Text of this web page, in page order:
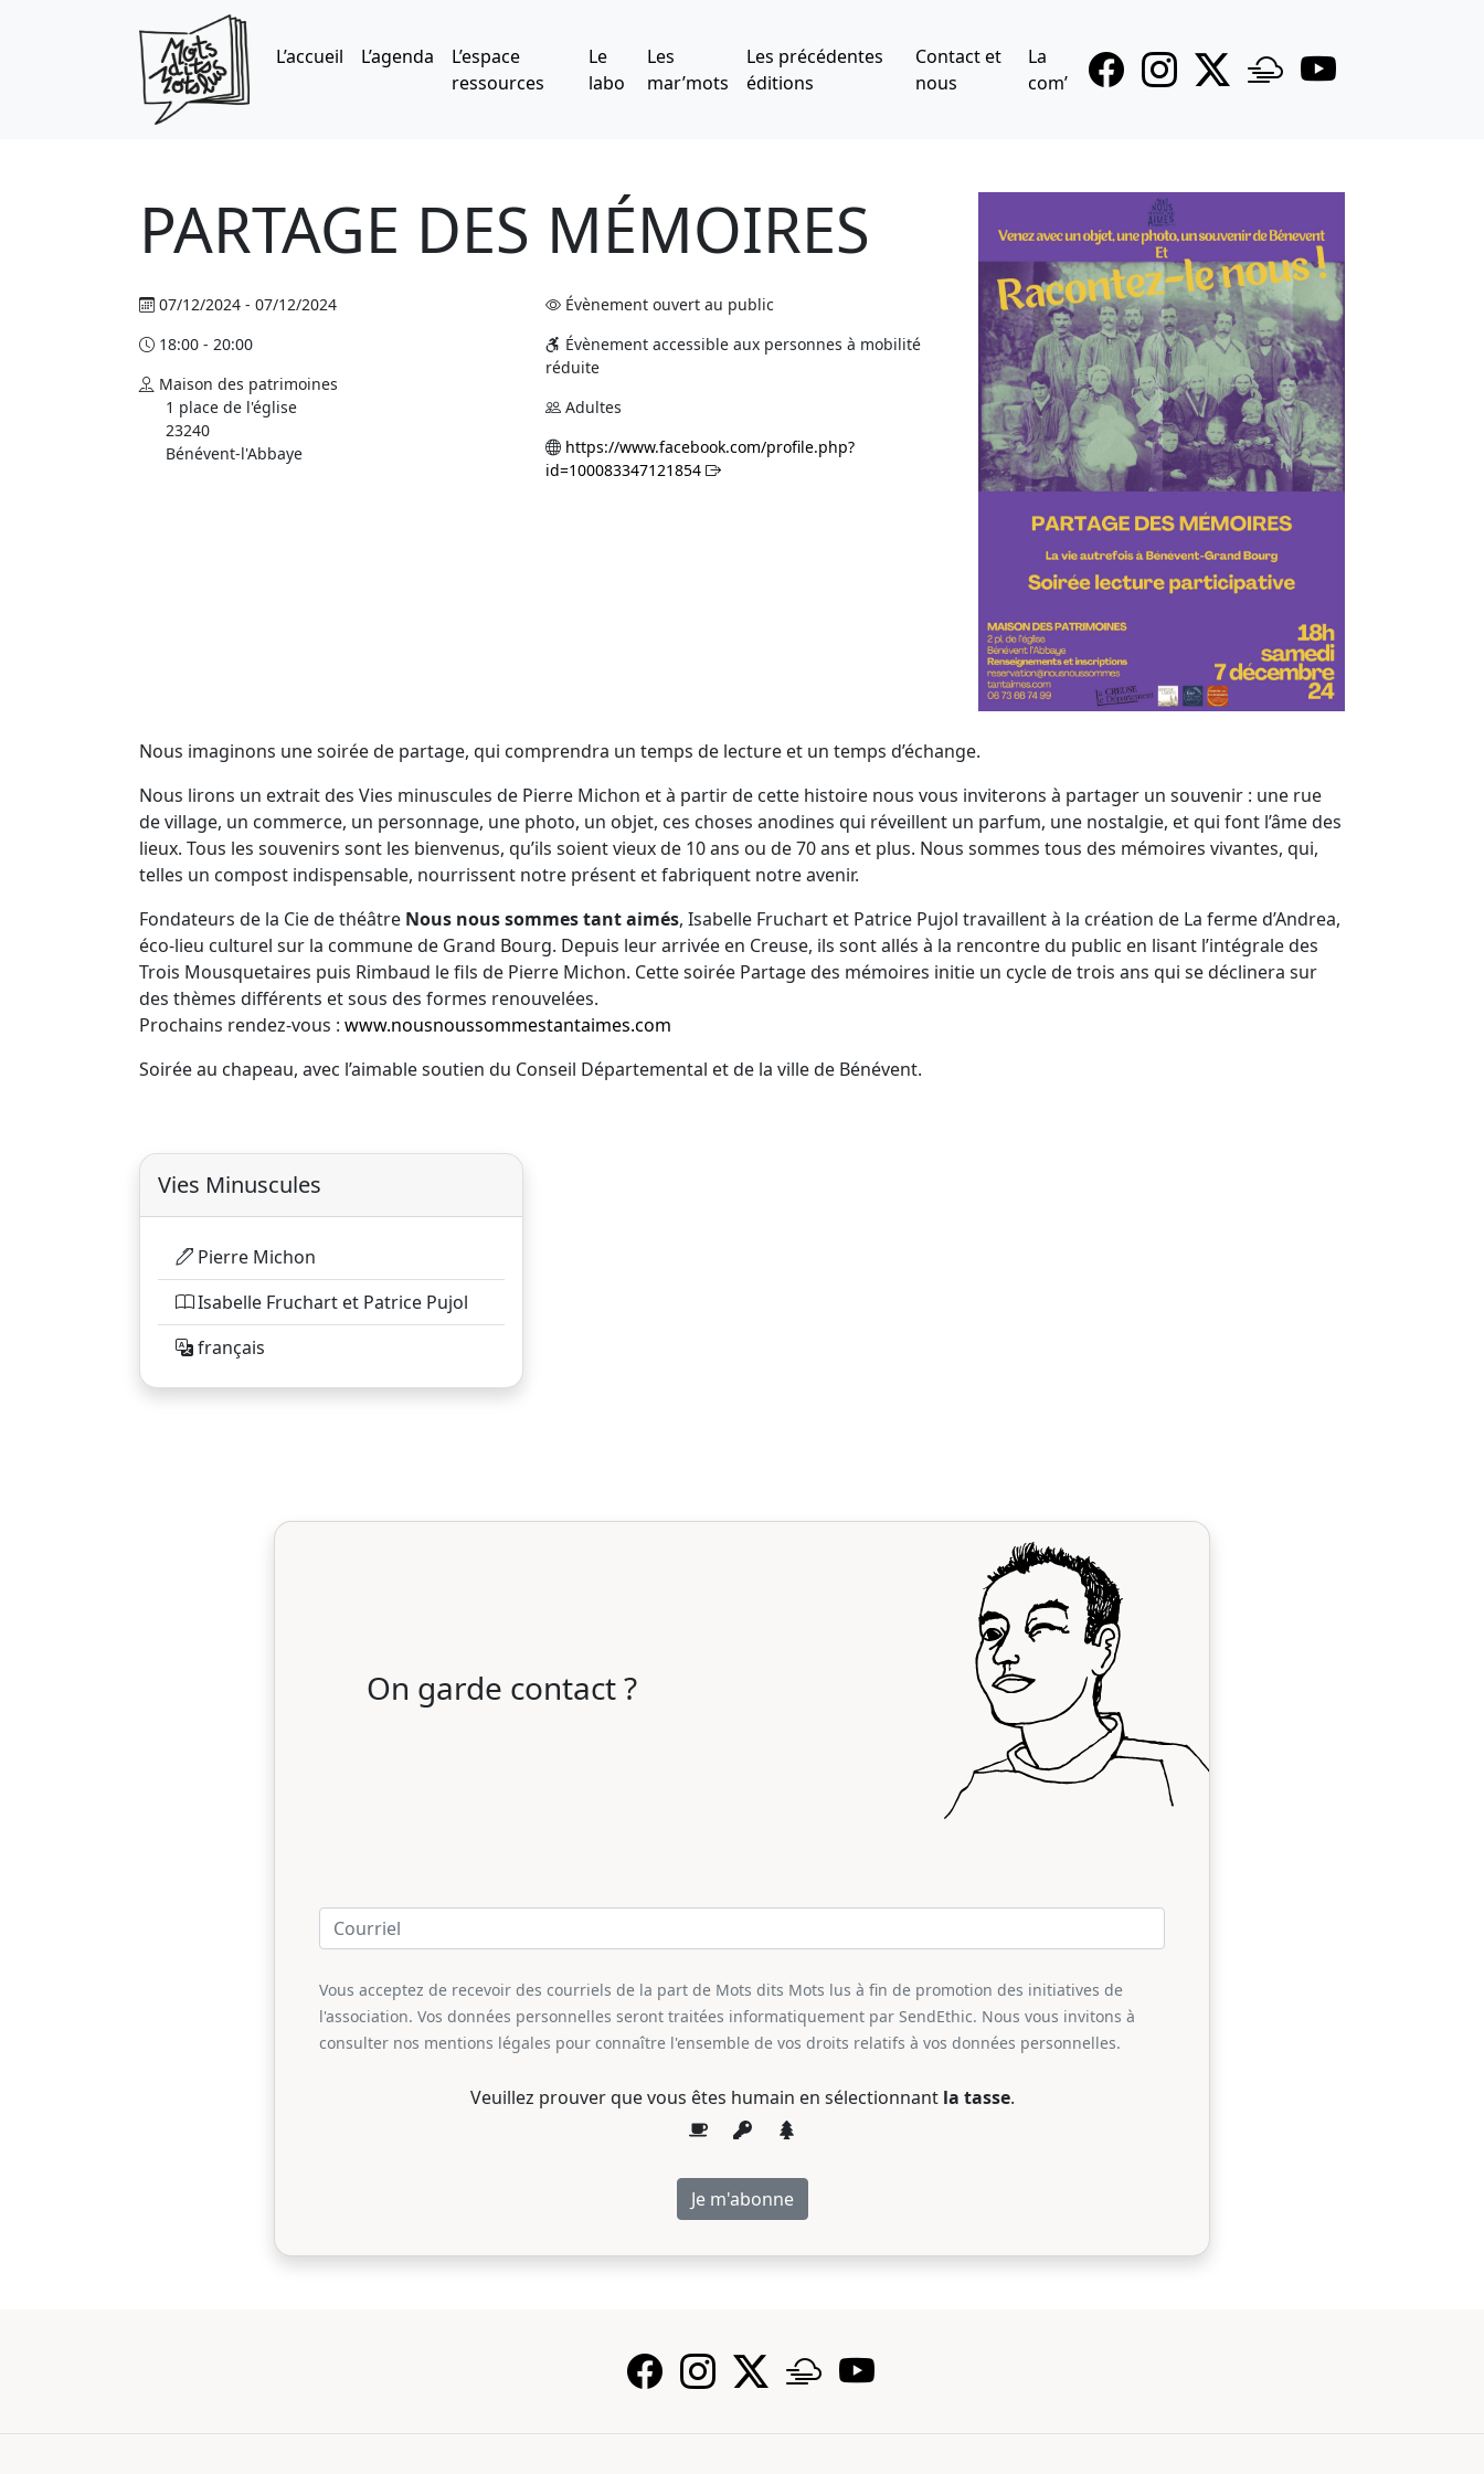
L’accueil
L’agenda
L’espace
ressources
Le
labo
Les
mar’mots
Les précédentes
éditions
Contact et
nous
La
com’
PARTAGE DES MÉMOIRES
07/12/2024 - 07/12/2024
18:00 - 20:00
Maison des patrimoines
1 place de l'église
23240
Bénévent-l'Abbaye
Évènement ouvert au public
Évènement accessible aux personnes à mobilité
réduite
Adultes
https://www.facebook.com/profile.php?
id=100083347121854
Nous imaginons une soirée de partage, qui comprendra un temps de lecture et un temps d’échange.
Nous lirons un extrait des Vies minuscules de Pierre Michon et à partir de cette histoire nous vous inviterons à partager un souvenir : une rue
de village, un commerce, un personnage, une photo, un objet, ces choses anodines qui réveillent un parfum, une nostalgie, et qui font l’âme des
lieux. Tous les souvenirs sont les bienvenus, qu’ils soient vieux de 10 ans ou de 70 ans et plus. Nous sommes tous des mémoires vivantes, qui,
telles un compost indispensable, nourrissent notre présent et fabriquent notre avenir.
Fondateurs de la Cie de théâtre Nous nous sommes tant aimés, Isabelle Fruchart et Patrice Pujol travaillent à la création de La ferme d’Andrea,
éco-lieu culturel sur la commune de Grand Bourg. Depuis leur arrivée en Creuse, ils sont allés à la rencontre du public en lisant l’intégrale des
Trois Mousquetaires puis Rimbaud le fils de Pierre Michon. Cette soirée Partage des mémoires initie un cycle de trois ans qui se déclinera sur
des thèmes différents et sous des formes renouvelées.
Prochains rendez-vous : www.nousnoussommestantaimes.com
Soirée au chapeau, avec l’aimable soutien du Conseil Départemental et de la ville de Bénévent.
Vies Minuscules
Pierre Michon
Isabelle Fruchart et Patrice Pujol
français
On garde contact ?
Vous acceptez de recevoir des courriels de la part de Mots dits Mots lus à fin de promotion des initiatives de
l'association. Vos données personnelles seront traitées informatiquement par SendEthic. Nous vous invitons à
consulter nos mentions légales pour connaître l'ensemble de vos droits relatifs à vos données personnelles.
Veuillez prouver que vous êtes humain en sélectionnantla tasse.